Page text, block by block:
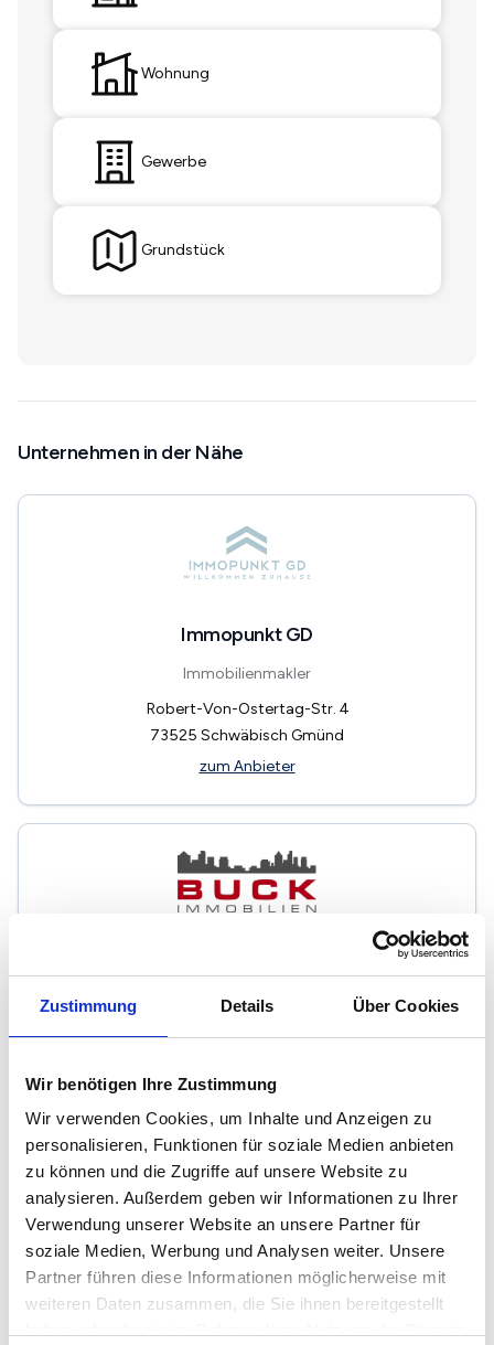
Zustimmung Details Über Cookies
Wir benötigen Ihre Zustimmung
Wir verwenden Cookies, um Inhalte und Anzeigen zu
personalisieren, Funktionen für soziale Medien anbieten
zu können und die Zugriffe auf unsere Website zu
analysieren. Außerdem geben wir Informationen zu Ihrer
Verwendung unserer Website an unsere Partner für
soziale Medien, Werbung und Analysen weiter. Unsere
Partner führen diese Informationen möglicherweise mit
weiteren Daten zusammen, die Sie ihnen bereitgestellt
Wohnung
Gewerbe
Grundstück
Unternehmen in der Nähe
Immopunkt GD
Immobilienmakler
Robert-Von-Ostertag-Str. 4
73525 Schwäbisch Gmünd
zum Anbieter
Immobilienmakler
Stuttgarter Str. 75
zum Anbieter
CS Immobilien
Immobilienmakler